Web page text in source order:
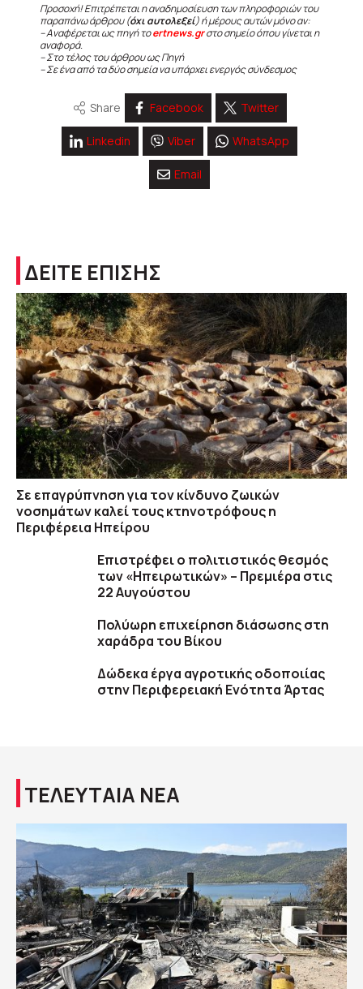
Προσοχή! Επιτρέπεται η αναδημοσίευση των πληροφοριών του
παραπάνω άρθρου (όχι αυτολεξεί) ή μέρους αυτών μόνο αν:
– Αναφέρεται ως πηγή τοertnews.grστο σημείο όπου γίνεται η
αναφορά.
– Στο τέλος του άρθρου ως Πηγή
– Σε ένα από τα δύο σημεία να υπάρχει ενεργός σύνδεσμος
Share Facebook Twitter
Linkedin Viber WhatsApp
Email
ΔΕΙΤΕ ΕΠΙΣΗΣ
Σε επαγρύπνηση για τον κίνδυνο ζωικών
νοσημάτων καλεί τους κτηνοτρόφους η
Περιφέρεια Ηπείρου
Επιστρέφει ο πολιτιστικός θεσμός
των «Ηπειρωτικών» – Πρεμιέρα στις
22 Αυγούστου
Πολύωρη επιχείρηση διάσωσης στη
χαράδρα του Βίκου
Δώδεκα έργα αγροτικής οδοποιίας
στην Περιφερειακή Ενότητα Άρτας
ΤΕΛΕΥΤΑΙΑ ΝΕΑ